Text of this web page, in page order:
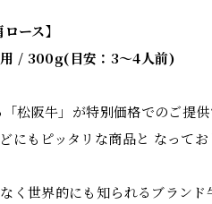
ース】
/ 300g(目安：3～4人前)
松阪牛」が特別価格でのご提
にもピッタリな商品と なってお
く世界的にも知られるブランド